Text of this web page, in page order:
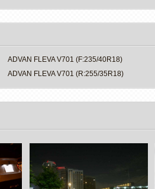
ADVAN FLEVA V701 (F:235/40R18)
ADVAN FLEVA V701 (R:255/35R18)